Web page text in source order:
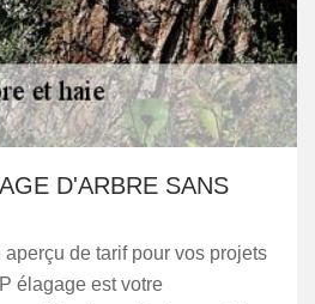
D'ARBRE SANS
aperçu de tarif pour vos projets
élagage est votre